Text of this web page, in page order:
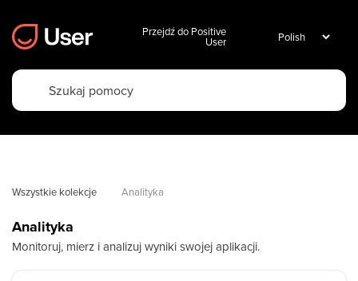
Przejdź do Positive
User
Wszystkie kolekcje Analityka
Analityka
Monitoruj, mierz i analizuj wyniki swojej aplikacji.